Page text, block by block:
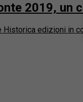
2019,
Historica edizioni in